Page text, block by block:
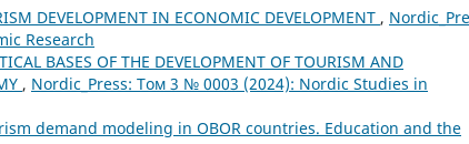
DEVELOPMENT IN ECONOMIC DEVELOPMENT ,
Research
BASES OF THE DEVELOPMENT OF TOURISM AND
, Nordic_Press: Том 3 № 0003 (2024): Nordic Studies in
demand modeling in OBOR countries. Education and the